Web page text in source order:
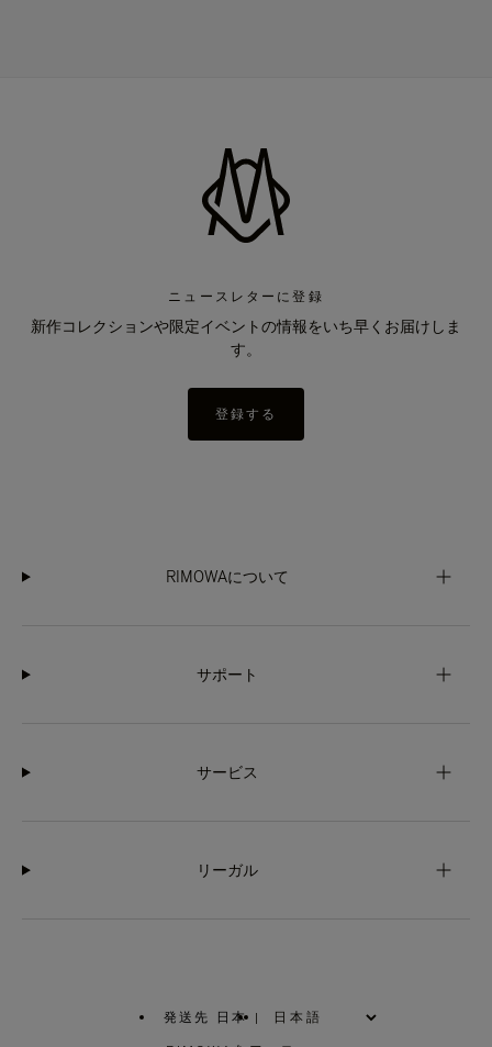
ニュースレターに登録
新作コレクションや限定イベントの情報をいち早くお届けしま
す。
登録する
RIMOWAについて
サポート
サービス
リーガル
発送先 日本 |